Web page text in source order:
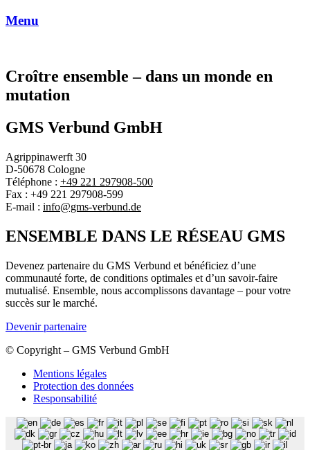
Menu
Croître ensemble – dans un monde en
mutation
GMS Verbund GmbH
Agrippinawerft 30
D-50678 Cologne
Téléphone : +49 221 297908-500
Fax : +49 221 297908-599
E-mail : info@gms-verbund.de
ENSEMBLE DANS LE RÉSEAU GMS
Devenez partenaire du GMS Verbund et bénéficiez d’une
communauté forte, de conditions optimales et d’un savoir-faire
mutualisé. Ensemble, nous accomplissons davantage – pour votre
succès sur le marché.
Devenir partenaire
© Copyright – GMS Verbund GmbH
Mentions légales
Protection des données
Responsabilité